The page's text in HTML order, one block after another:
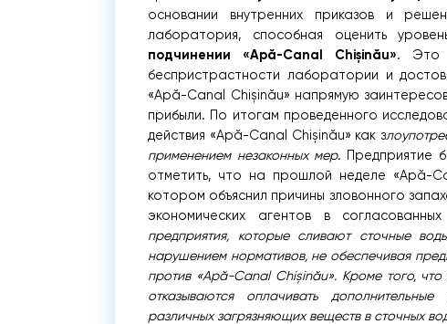
основании внутренних приказов и
лаборатория, способная оценить
подчинении «Apă-Canal Chișinău». Это
беспристрастности лаборатории и
«Apă-Canal Chișinău» напрямую
прибыли. По итогам проведенного
действия «Apă-Canal Chișinău» как з
применением незаконных мер. Предприятие
отметить, что на прошлой неделе «Apă-
котором объяснил причины зловонного
экономических агентов в
предприятия, которые сливают сточные
нарушением нормативов, не обеспечивая
против «Apă-Canal Chișinău». Кроме того,
отказываются оплачивать
различных загрязняющих веществ в сточных